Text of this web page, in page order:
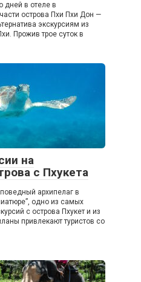
дней в отеле в
острова Пхи Пхи Дон —
экскурсиям из
Прожив трое суток в
на
с Пхукета
архипелаг в
одно из самых
с острова Пхукет и из
привлекают туристов со